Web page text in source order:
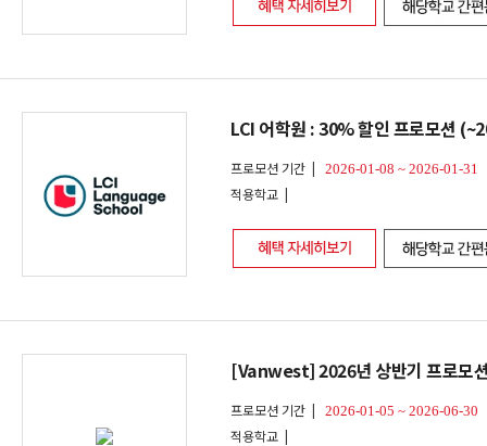
LCI 어학원 : 30% 할인 프로모션
프로모션 기간 | 2026-01-08 ~ 2026-01-31
적용학교 |
[Vanwest] 2026년 상반기 프로모
프로모션 기간 | 2026-01-05 ~ 2026-06-30
적용학교 |